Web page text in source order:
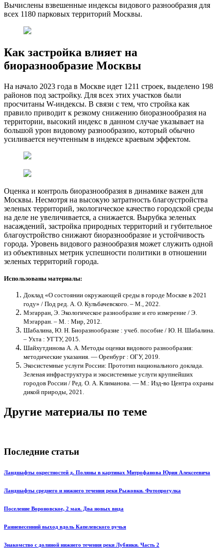
Вычислены взвешенные индексы видового разнообразия для
всех 1180 парковых территорий Москвы.
Как застройка влияет на
биоразнообразие Москвы
На начало 2023 года в Москве идет 1211 строек, выделено 198
районов под застройку. Для всех этих участков были
просчитаны W-индексы. В связи с тем, что стройка как
правило приводит к резкому снижению биоразнообразия на
территории, высокий индекс в данном случае указывает на
большой урон видовому разнообразию, который обычно
усиливается неучтенным в индексе краевым эффектом.
Оценка и контроль биоразнообразия в динамике важен для
Москвы. Несмотря на высокую затратность благоустройства
зеленых территорий, экологическое качество городской среды
на деле не увеличивается, а снижается. Вырубка зеленых
насаждений, застройка природных территорий и губительное
благоустройство снижают биоразнообразие и устойчивость
города. Уровень видового разнообразия может служить одной
из объективных метрик успешности политики в отношении
зеленых территорий города.
Использованы материалы:
Доклад «О состоянии окружающей среды в городе Москве в 2021
году» / Под ред. А. О. Кульбачевского. – М., 2022.
Мэгарран, Э. Экологическое разнообразие и его измерение / Э.
Мэгарран. ‒ М. : Мир, 2012.
Шабалина, Ю. Н. Биоразнообразие : учеб. пособие / Ю. Н. Шабалина.
‒ Ухта : УГТУ, 2015.
Шайхутдинова А. А. Методы оценки видового разнообразия:
методические указания. — Оренбург : ОГУ, 2019.
Экосистемные услуги России: Прототип национального доклада.
Зеленая инфраструктура и экосистемные услуги крупнейших
городов России / Ред. О. А. Климанова. — М.: Изд-во Центра охраны
дикой природы, 2021.
Другие материалы по теме
Последние статьи
Ландшафты окрестностей д. Поляны в картинах Митрофанова Юрия Алексеевича
Ландшафты среднего и нижнего течения реки Рыжовки. Фотопрогулка
Поселение Вороновское, 2 мая. Два новых вида
Ранневесенний выход вдоль Капелевского ручья
Знакомство с долиной нижнего течения реки Лубянки. Часть 2